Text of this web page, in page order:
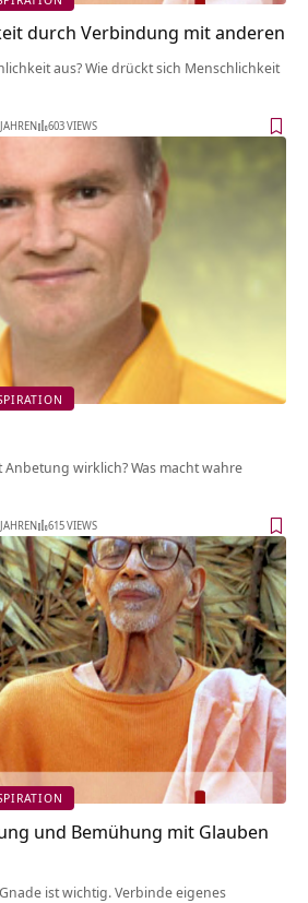
durch Verbindung mit anderen
aus? Wie drückt sich Menschlichkeit
603 VIEWS
Anbetung wirklich? Was macht wahre
615 VIEWS
und Bemühung mit Glauben
ist wichtig. Verbinde eigenes